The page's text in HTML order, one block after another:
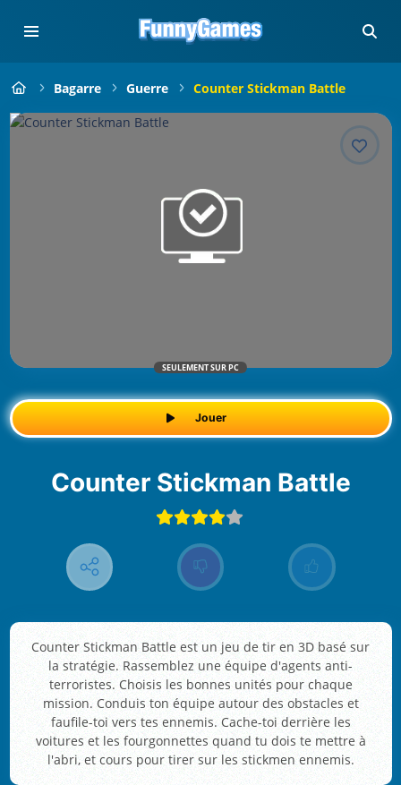
Bagarre Guerre Counter Stickman Battle
SEULEMENT SUR PC
Jouer
Counter Stickman Battle
Counter Stickman Battle est un jeu de tir en 3D basé sur
la stratégie. Rassemblez une équipe d'agents anti-
terroristes. Choisis les bonnes unités pour chaque
mission. Conduis ton équipe autour des obstacles et
faufile-toi vers tes ennemis. Cache-toi derrière les
voitures et les fourgonnettes quand tu dois te mettre à
l'abri, et cours pour tirer sur les stickmen ennemis.